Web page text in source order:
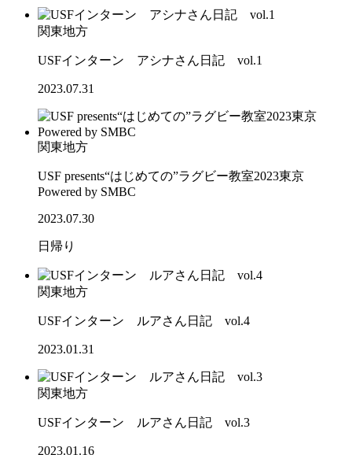
関東地方
USFインターン アシナさん日記 vol.1
2023.07.31
関東地方
USF presents“はじめての”ラグビー教室2023東京
Powered by SMBC
2023.07.30
日帰り
関東地方
USFインターン ルアさん日記 vol.4
2023.01.31
関東地方
USFインターン ルアさん日記 vol.3
2023.01.16